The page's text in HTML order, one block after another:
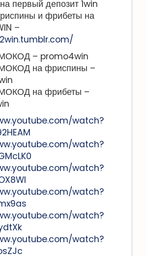
первый депозит 1win
и фрибеты на
–
– promo4win
на фриспины –
на фрибеты –
watch?
watch?
watch?
watch?
watch?
watch?